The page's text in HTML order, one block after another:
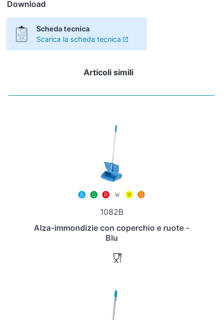
Download
Scheda tecnica
Scarica la scheda tecnica
Articoli simili
1082B
Alza-immondizie con coperchio e ruote -
Blu